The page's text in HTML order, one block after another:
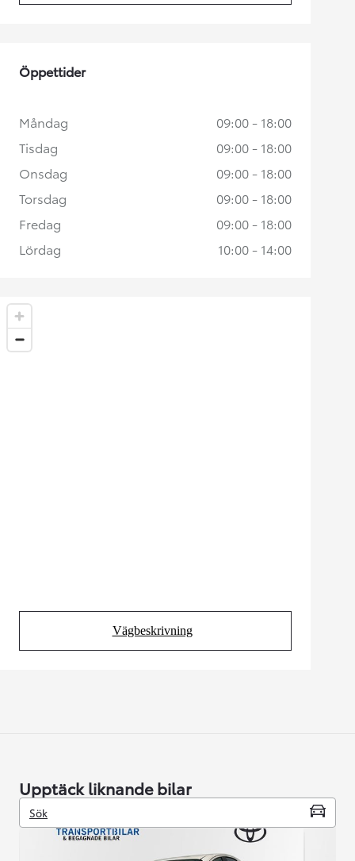
Vägbeskrivning
(Opens in new tab)
Öppettider
Måndag
09:00 - 18:00
Tisdag
09:00 - 18:00
Onsdag
09:00 - 18:00
Torsdag
09:00 - 18:00
Fredag
09:00 - 18:00
Lördag
10:00 - 14:00
Upptäck liknande bilar
Sök